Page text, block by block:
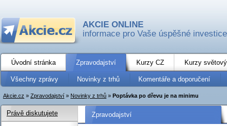
AKCIE ONLINE
informace pro Vaše úspěšné investice
Úvodní stránka Zpravodajství Kurzy CZ Kurzy
Všechny zprávy Novinky z trhů Komentáře a doporučení
Akcie.cz » Zpravodajství » Novinky z trhů » Poptávka po dřevu je na minimu
Zpravodajství
Právě diskutujete